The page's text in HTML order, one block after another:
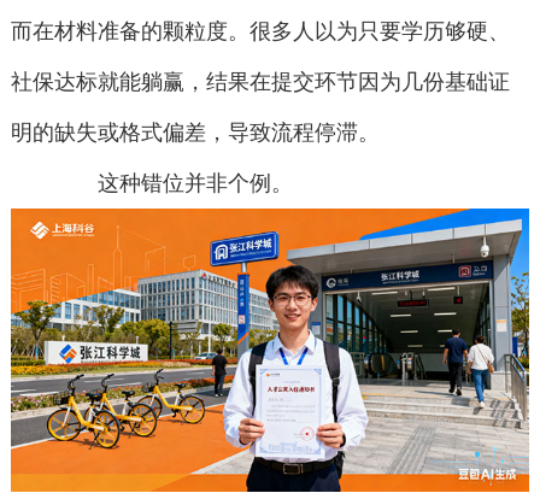
而在材料准备的颗粒度。很多人以为只要学历够硬、
社保达标就能躺赢，结果在提交环节因为几份基础证
明的缺失或格式偏差，导致流程停滞。
这种错位并非个例。